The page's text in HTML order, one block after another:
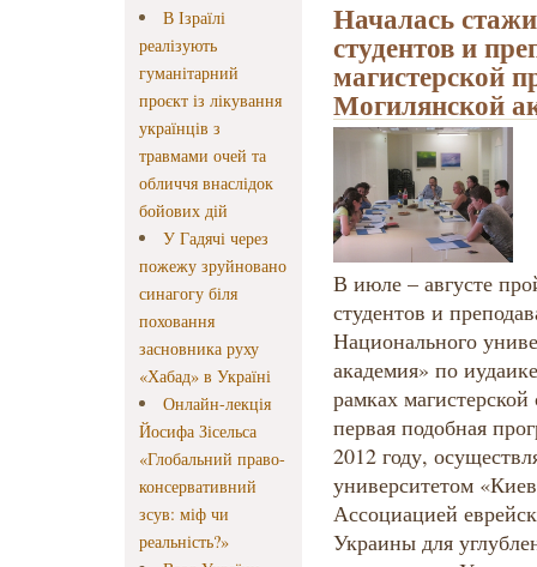
В Ізраїлі
реалізують
гуманітарний
проєкт із лікування
українців з
травмами очей та
обличчя внаслідок
бойових дій
У Гадячі через
пожежу зруйновано
синагогу біля
поховання
засновника руху
«Хабад» в Україні
Онлайн-лекція
Йосифа Зісельса
«Глобальний право-
консервативний
зсув: міф чи
реальність?»
Началась
студентов и
магистерской
Могилянской
В июле – августе
студентов и
Национального
академия» по
рамках
первая подобная
2012 году,
университетом
Ассоциацией
Украины для